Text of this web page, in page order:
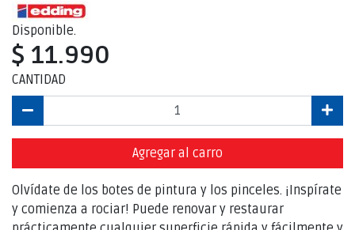
Disponible.
$ 11.990
CANTIDAD
Agregar al carro
Olvídate de los botes de pintura y los pinceles. ¡Inspírate
y comienza a rociar! Puede renovar y restaurar